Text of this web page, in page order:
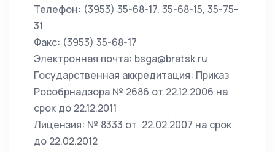
Телефон: (3953) 35-68-17, 35-68-15, 35-75-
31
Факс: (3953) 35-68-17
Электронная почта: bsga@bratsk.ru
Государственная аккредитация: Приказ
Рособрнадзора № 2686 от 22.12.2006 на
срок до 22.12.2011
Лицензия: № 8333 от 22.02.2007 на срок
до 22.02.2012